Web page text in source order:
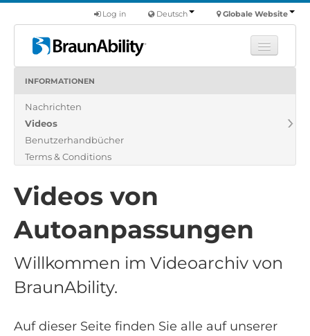
Globale Website
Deutsch
Log in
Produkte
Über uns
Finde einen Händler
INFORMATIONEN
Nachrichten
Videos
Benutzerhandbücher
Terms & Conditions
Videos von
Autoanpassungen
Willkommen im Videoarchiv von
BraunAbility.
Auf dieser Seite finden Sie alle auf unserer